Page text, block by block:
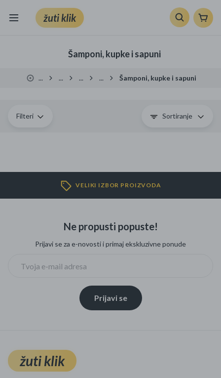
žuti klik
TV, audio i foto
Sport i slobodno vrijeme
Čišćenje zaliha
Kišobrani akcija
Šamponi, kupke i sapuni
... ... ... ... Šamponi, kupke i sapuni
Filteri Sortiranje
VELIKI IZBOR PROIZVODA
Ne propusti popuste!
Prijavi se za e-novosti i primaj ekskluzivne ponude
Prijavi se
žuti klik